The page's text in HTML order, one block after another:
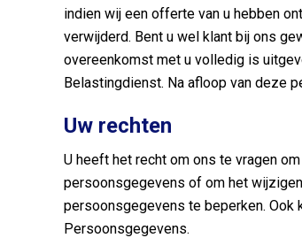
indien wij een offerte van u hebben
verwijderd. Bent u wel klant bij ons
overeenkomst met u volledig is
Belastingdienst. Na afloop van deze
Uw rechten
U heeft het recht om ons te vragen
persoonsgegevens of om het
persoonsgegevens te beperken. Ook
Persoonsgegevens.